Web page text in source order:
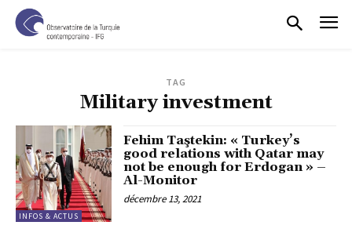
TAG
Military investment
INFOS & ACTUS
Fehim Taştekin: « Turkey’s
good relations with Qatar may
not be enough for Erdogan » –
Al-Monitor
décembre 13, 2021